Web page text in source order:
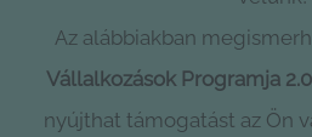
Az alábbiakban
Vállalkozások Programja 2.0
nyújthat támogatást az Ön